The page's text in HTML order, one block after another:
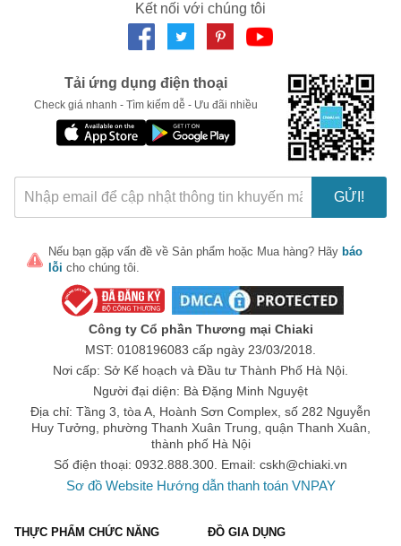
Kết nối với chúng tôi
Tải ứng dụng điện thoại
Check giá nhanh - Tìm kiếm dễ - Ưu đãi nhiều
GỬI!
Nếu bạn gặp vấn đề về Sản phẩm hoặc Mua hàng? Hãy báo
lỗi cho chúng tôi.
Công ty Cổ phần Thương mại Chiaki
MST: 0108196083 cấp ngày 23/03/2018.
Nơi cấp: Sở Kế hoạch và Đầu tư Thành Phố Hà Nội.
Người đại diện: Bà Đặng Minh Nguyệt
Địa chỉ: Tầng 3, tòa A, Hoành Sơn Complex, số 282 Nguyễn
Huy Tưởng, phường Thanh Xuân Trung, quận Thanh Xuân,
thành phố Hà Nội
Số điện thoại: 0932.888.300. Email: cskh@chiaki.vn
Sơ đồ Website Hướng dẫn thanh toán VNPAY
THỰC PHẨM CHỨC NĂNG ĐỒ GIA DỤNG
LẤY MÃ NGAY